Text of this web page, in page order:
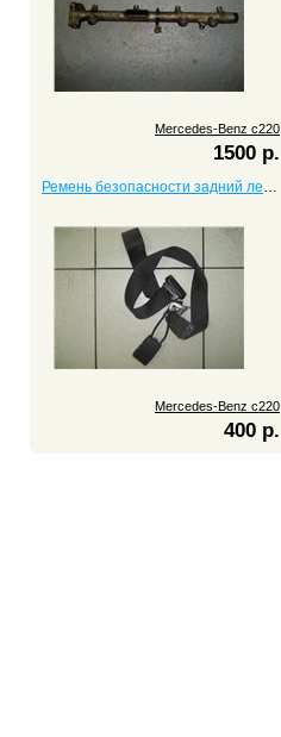
Mercedes-Benz c220
1500 р.
Ремень безопасности задний левый c220
Mercedes-Benz c220
400 р.